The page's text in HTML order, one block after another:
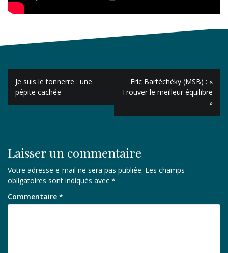
Navigation
de
l’article
Je suis le tonnerre : une
pépite cachée
Eric Bartéchéky (MSB) : «
Trouver le meilleur équilibre
»
Laisser un commentaire
Votre adresse e-mail ne sera pas publiée. Les champs
obligatoires sont indiqués avec *
Commentaire *